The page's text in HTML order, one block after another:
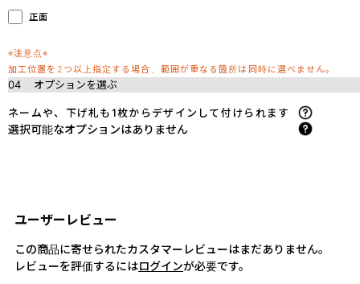
正面
※注意点※
加工位置を2つ以上指定する場合、範囲が重なる箇所は同時に選べません。
04 オプションを選ぶ
ネームや、下げ札も1枚からデザインして付けられます
選択可能なオプションはありません
ユーザーレビュー
この商品に寄せられたカスタマーレビューはまだありません。
レビューを評価するにはログインが必要です。